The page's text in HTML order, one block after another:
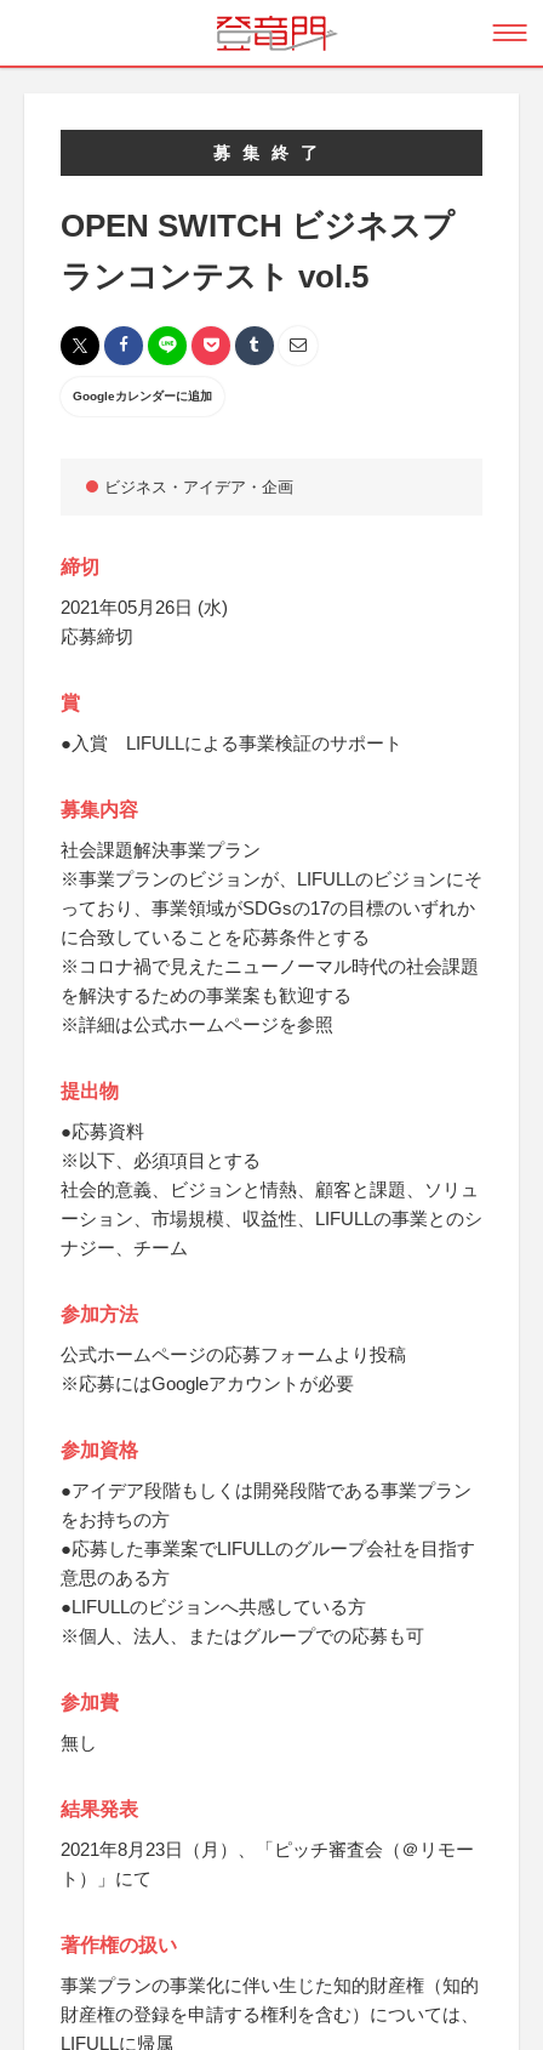
募集終了
OPEN SWITCH ビジネスプ
ランコンテスト vol.5
Googleカレンダーに追加
ビジネス・アイデア・企画
締切
2021年05月26日 (水)
応募締切
賞
●入賞 LIFULLによる事業検証のサポート
募集内容
社会課題解決事業プラン
※事業プランのビジョンが、LIFULLのビジョンにそ
っており、事業領域がSDGsの17の目標のいずれか
に合致していることを応募条件とする
※コロナ禍で見えたニューノーマル時代の社会課題
を解決するための事業案も歓迎する
※詳細は公式ホームページを参照
提出物
●応募資料
※以下、必須項目とする
社会的意義、ビジョンと情熱、顧客と課題、ソリュ
ーション、市場規模、収益性、LIFULLの事業とのシ
ナジー、チーム
参加方法
公式ホームページの応募フォームより投稿
※応募にはGoogleアカウントが必要
参加資格
●アイデア段階もしくは開発段階である事業プラン
をお持ちの方
●応募した事業案でLIFULLのグループ会社を目指す
意思のある方
●LIFULLのビジョンへ共感している方
※個人、法人、またはグループでの応募も可
参加費
無し
結果発表
2021年8月23日（月）、「ピッチ審査会（＠リモー
ト）」にて
著作権の扱い
事業プランの事業化に伴い生じた知的財産権（知的
財産権の登録を申請する権利を含む）については、
LIFULLに帰属